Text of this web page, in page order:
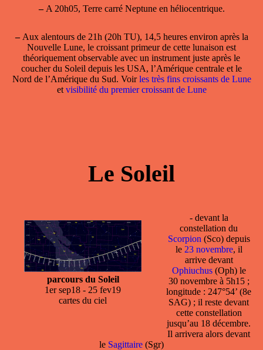
–A 20h05, Terre carré Neptuneen héliocentrique.
–Aux alentours de 21h (20h TU), 14,5 heures environ après la
Nouvelle Lune, le croissant primeurde cette lunaison est
théoriquement observable avec un instrument juste après le
coucher du Soleil depuis les USA, l’Amérique centrale et le
Nord de l’Amérique du Sud. Voirles très fins croissants de Lune
et visibilité du premier croissant de Lune
Le Soleil
parcours du Soleil
1er sep18 - 25 fev19
cartes du ciel
- devant la
constellation du
Scorpion (Sco) depuis
le 23 novembre, il
arrive devant
Ophiuchus(Oph) le
30 novembre à 5h15 ;
longitude : 247°54’ (8e
SAG) ; il reste devant
cette constellation
jusqu’au 18 décembre.
Il arrivera alors devant
le Sagittaire (Sgr)